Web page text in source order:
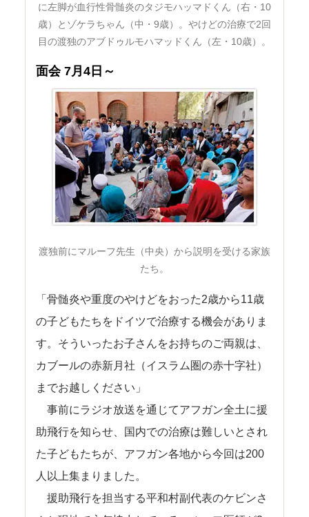
に左脚が血行性骨髄炎のタジモハッマドくん（右・10
歳）とゾケラちゃん（中・9歳）。やけどの治療で2回
目の渡独のアブドゥルモハマッドくん（左・10歳）。
面会 7月4日～
渡独前にマルーフ先生（中央）から説明を受ける家族
たち。
「骨髄炎や重度のやけどをおった2歳から11歳
の子どもたちをドイツで治療する機会がありま
す。そういったお子さんをお持ちのご両親は、
カブールの赤新月社（イスラム圏の赤十字社）
までお越しください」
事前にラジオ放送を通じてアフガン全土に援
助飛行を知らせ、国内での治療は難しいとされ
た子どもたちが、アフガン各地から今回は200
人以上集まりました。
援助飛行を担当する平和村副代表のケビンさ